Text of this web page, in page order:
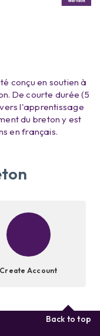
conçu en soutien à
De courte durée (5
l'apprentissage
du breton y est
en français.
Create Account
Back to top